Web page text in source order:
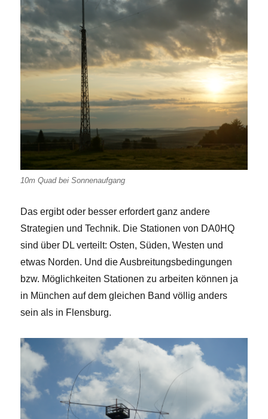
10m Quad bei Sonnenaufgang
Das ergibt oder besser erfordert ganz andere
Strategien und Technik. Die Stationen von DA0HQ
sind über DL verteilt: Osten, Süden, Westen und
etwas Norden. Und die Ausbreitungsbedingungen
bzw. Möglichkeiten Stationen zu arbeiten können ja
in München auf dem gleichen Band völlig anders
sein als in Flensburg.